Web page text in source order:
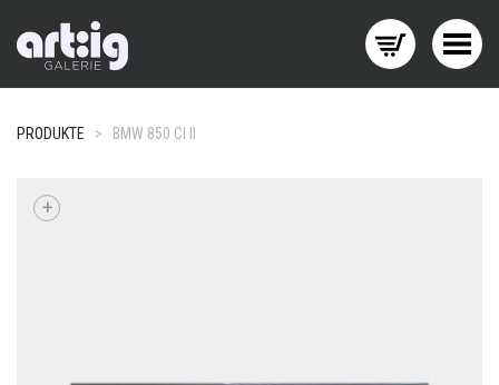
Menü wechseln
PRODUKTE > BMW 850 CI II
+